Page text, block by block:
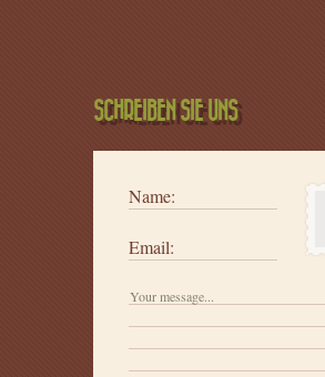
SCHREIBEN SIE UNS
Name:
Email: